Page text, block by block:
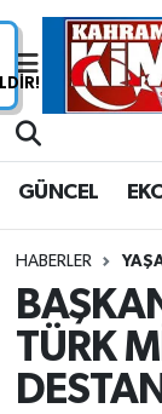
GÜNCEL
HABERLER
TÜRK
Nöbetçi
Süper
Tüm